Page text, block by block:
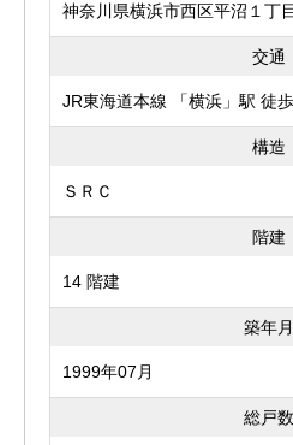
神奈川県横浜市西区平沼１丁目
交通
JR東海道本線 「横浜」駅 徒
構造
ＳＲＣ
階建
14 階建
築年月
1999年07月
総戸数